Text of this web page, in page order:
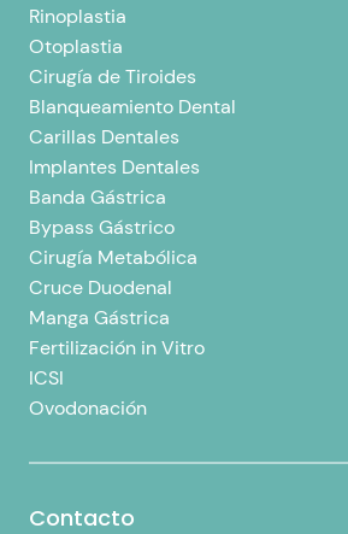
Rinoplastia
Otoplastia
Cirugía de Tiroides
Blanqueamiento Dental
Carillas Dentales
Implantes Dentales
Banda Gástrica
Bypass Gástrico
Cirugía Metabólica
Cruce Duodenal
Manga Gástrica
Fertilización in Vitro
ICSI
Ovodonación
Contacto